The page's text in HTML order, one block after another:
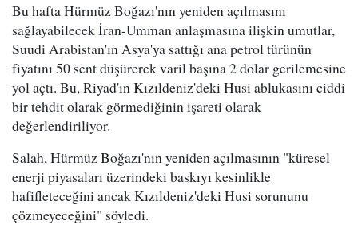
Bu hafta Hürmüz Boğazı'nın yeniden açılmasını
sağlayabilecek İran-Umman anlaşmasına ilişkin umutlar,
Suudi Arabistan'ın Asya'ya sattığı ana petrol türünün
fiyatını 50 sent düşürerek varil başına 2 dolar gerilemesine
yol açtı. Bu, Riyad'ın Kızıldeniz'deki Husi ablukasını ciddi
bir tehdit olarak görmediğinin işareti olarak
değerlendiriliyor.
Salah, Hürmüz Boğazı'nın yeniden açılmasının "küresel
enerji piyasaları üzerindeki baskıyı kesinlikle
hafifleteceğini ancak Kızıldeniz'deki Husi sorununu
çözmeyeceğini" söyledi.